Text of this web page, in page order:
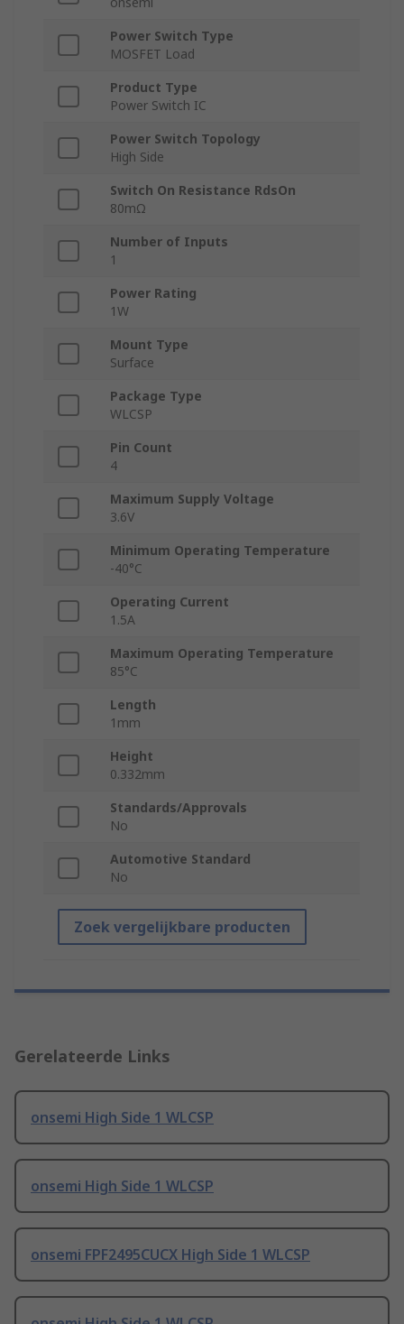
Power Switch Type
MOSFET Load
Product Type
Power Switch IC
Power Switch Topology
High Side
Switch On Resistance RdsOn
80mΩ
Number of Inputs
1
Power Rating
1W
Mount Type
Surface
Package Type
WLCSP
Pin Count
4
Maximum Supply Voltage
3.6V
Minimum Operating Temperature
-40°C
Operating Current
1.5A
Maximum Operating Temperature
85°C
Length
1mm
Height
0.332mm
Standards/Approvals
No
Automotive Standard
No
Zoek vergelijkbare producten
Gerelateerde Links
onsemi High Side 1 WLCSP
onsemi High Side 1 WLCSP
onsemi FPF2495CUCX High Side 1 WLCSP